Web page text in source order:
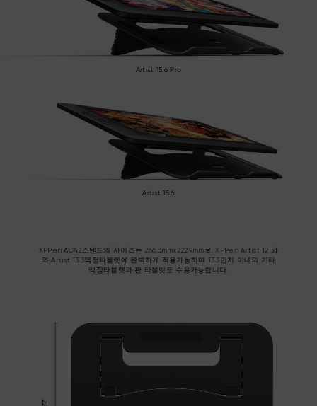
Artist 15.6 Pro
Artist 15.6
XPPen AC42스탠드의 사이즈는 266.3mmx222.9mm로, XPPen Artist 12 와
와 Artist 13.3액정타블렛에 완벽하게 적용가능하며 13.3인치 이내의 기타
액정타블렛과 판 타블렛도 수용가능합니다.